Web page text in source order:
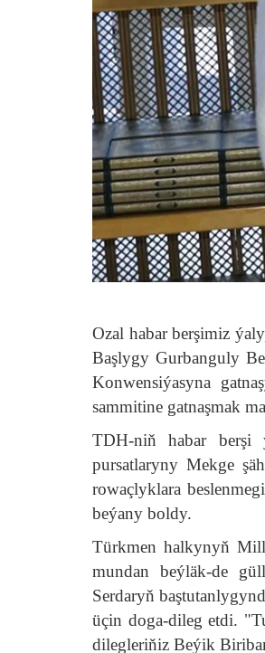
Ozal habar berşimiz
Başlygy Gurbanguly
Konwensiýasyna
sammitine gatnaşmak
TDH-niň habar berşi
pursatlaryny Mekge
rowaçlyklara
beýany boldy.
Türkmen halkynyň
mundan beýläk-de
Serdaryň
üçin doga-dileg etdi.
dilegleriňiz Beýik